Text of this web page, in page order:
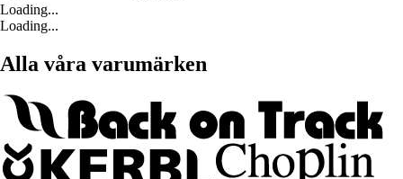
Loading...
Loading...
Alla våra varumärken